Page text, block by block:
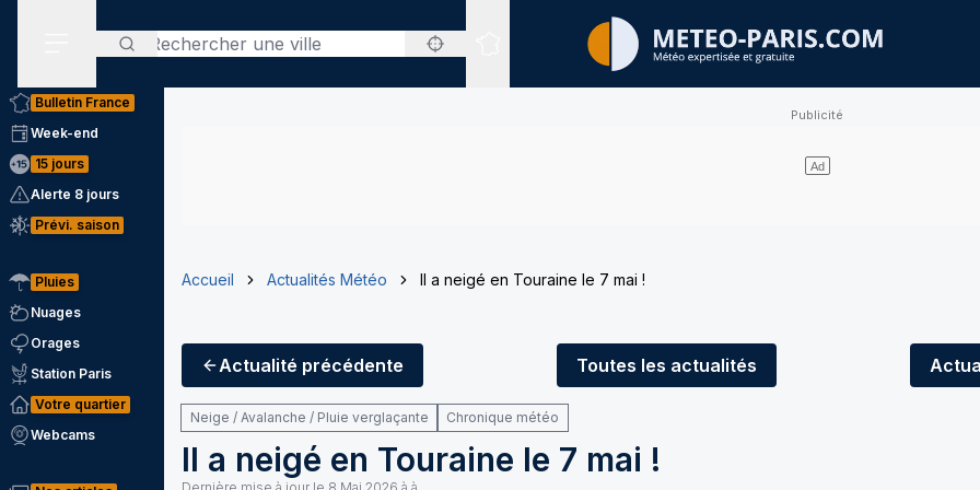
Rechercher
Sites expertisés
Bulletin France
Week-end
15 jours
Alerte 8 jours
Prévi. saison
Pluies
Nuages
Orages
Station Paris
Votre quartier
Webcams
Accueil Actualités Météo Il a neigé en Touraine le 7 mai !
Actualité précédente Toutes les actualités
Neige / Avalanche / Pluie verglaçante Chronique météo
Il a neigé en Touraine le 7 mai !